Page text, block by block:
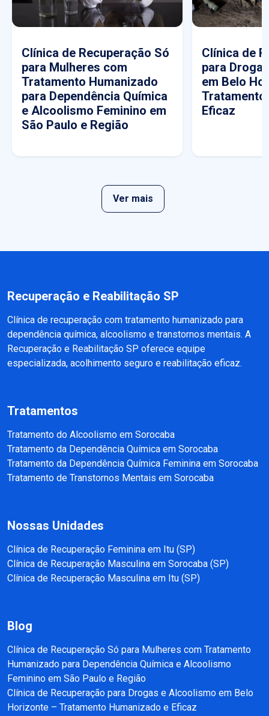
Clínica de Recuperação Só
para Mulheres com
Tratamento Humanizado
para Dependência Química
e Alcoolismo Feminino em
São Paulo e Região
Clínica de
para
em Belo
Tratamento
Eficaz
Ver mais
Recuperação e Reabilitação SP
Clínica de recuperação com tratamento humanizado para
dependência química, alcoolismo e transtornos mentais. A
Recuperação e Reabilitação SP oferece equipe
especializada, acolhimento seguro e reabilitação eficaz.
Tratamentos
Tratamento do Alcoolismo em Sorocaba
Tratamento da Dependência Química em Sorocaba
Tratamento da Dependência Química Feminina em Sorocaba
Tratamento de Transtornos Mentais em Sorocaba
Nossas Unidades
Clínica de Recuperação Feminina em Itu (SP)
Clínica de Recuperação Masculina em Sorocaba (SP)
Clínica de Recuperação Masculina em Itu (SP)
Blog
Clínica de Recuperação Só para Mulheres com Tratamento
Humanizado para Dependência Química e Alcoolismo
Feminino em São Paulo e Região
Clínica de Recuperação para Drogas e Alcoolismo em Belo
Horizonte – Tratamento Humanizado e Eficaz